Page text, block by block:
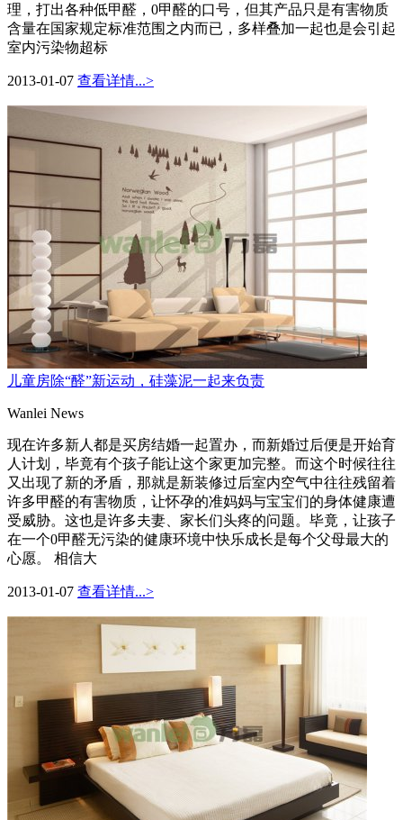
理，打出各种低甲醛，0甲醛的口号，但其产品只是有害物质
含量在国家规定标准范围之内而已，多样叠加一起也是会引起
室内污染物超标
2013-01-07 查看详情...>
儿童房除“醛”新运动，硅藻泥一起来负责
Wanlei News
现在许多新人都是买房结婚一起置办，而新婚过后便是开始育
人计划，毕竟有个孩子能让这个家更加完整。而这个时候往往
又出现了新的矛盾，那就是新装修过后室内空气中往往残留着
许多甲醛的有害物质，让怀孕的准妈妈与宝宝们的身体健康遭
受威胁。这也是许多夫妻、家长们头疼的问题。毕竟，让孩子
在一个0甲醛无污染的健康环境中快乐成长是每个父母最大的
心愿。 相信大
2013-01-07 查看详情...>